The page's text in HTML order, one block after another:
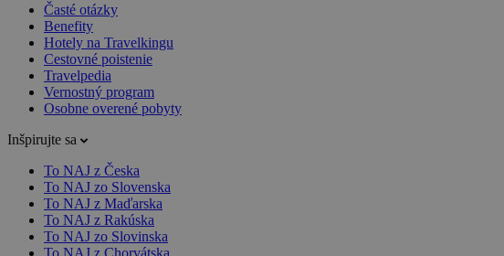
Časté otázky
Benefity
Hotely na Travelkingu
Cestovné poistenie
Travelpedia
Vernostný program
Osobne overené pobyty
Inšpirujte sa
To NAJ z Česka
To NAJ zo Slovenska
To NAJ z Maďarska
To NAJ z Rakúska
To NAJ zo Slovinska
To NAJ z Chorvátska